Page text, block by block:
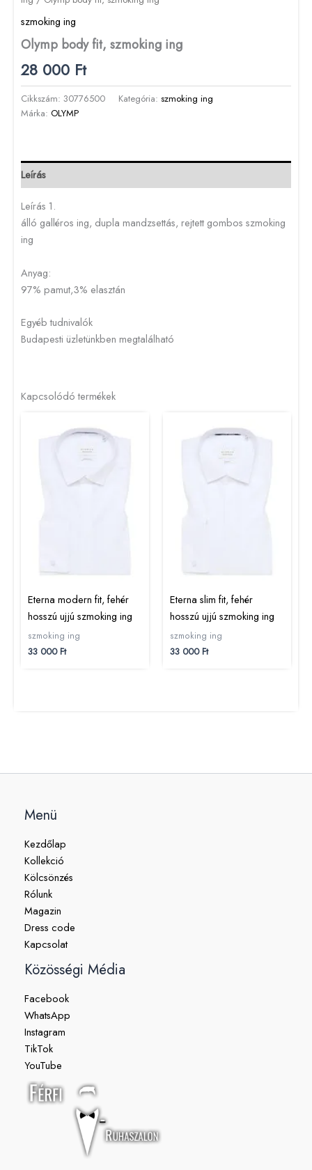
szmoking ing
Olymp body fit, szmoking ing
28 000 Ft
Cikkszám: 30776500 Kategória: szmoking ing
Márka: OLYMP
Leírás
Leírás 1.
álló galléros ing, dupla mandzsettás, rejtett gombos szmoking
ing
Anyag:
97% pamut,3% elasztán
Egyéb tudnivalók
Budapesti üzletünkben megtalálható
Kapcsolódó termékek
Eterna modern fit, fehér
hosszú ujjú szmoking ing
szmoking ing
33 000Ft
Eterna slim fit, fehér
hosszú ujjú szmoking ing
szmoking ing
33 000Ft
Menü
Kezdőlap
Kollekció
Kölcsönzés
Rólunk
Magazin
Dress code
Kapcsolat
Közösségi Média
Facebook
WhatsApp
Instagram
TikTok
YouTube